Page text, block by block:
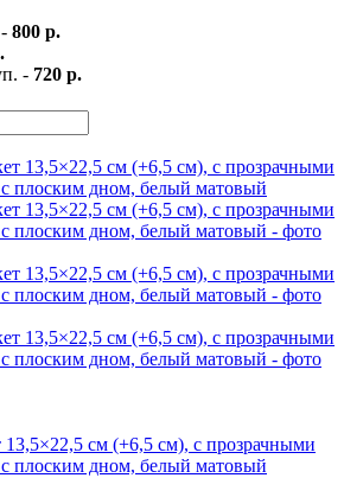
800 р.
- 720 р.
см (+6,5 см), с прозрачными
плоским дном, белый матовый